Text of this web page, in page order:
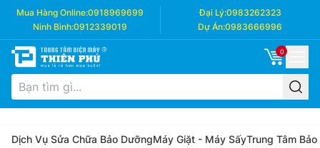
Mua Hàng Online:0918969699 Đại Lý:0983262323
Ninh Bình:0912339019 Dự Án:0983666996
0
Dịch Vụ Sửa Chữa Bảo DưỡngMáy Giặt - Máy SấyTrung Tâm Bảo